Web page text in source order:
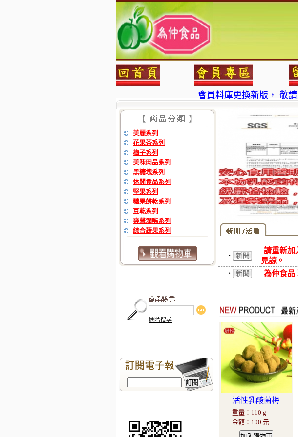
會員料庫更換新版， 敬
為仲食品 現在也可以
會員料庫更換新版， 敬
美麗系列
花果茶系列
梅子系列
美味肉品系列
黑糖塊系列
休閒食品系列
堅果系列
糖果餅乾系列
豆乾系列
爽聲潤喉系列
綜合蔬果系列
進階搜尋
‧
請重新加
見諒。
‧ 為仲食品
活性乳酸菌梅
重量： 110 g
金額： 100 元